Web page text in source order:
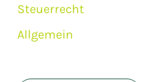
Steuerrecht
Allgemein